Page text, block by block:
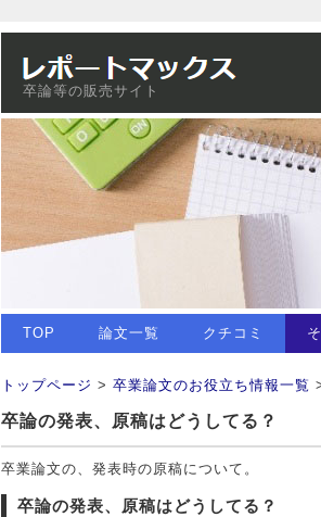
卒論等の販売サイト
TOP 論文一覧 クチコミ
トップページ > 卒業論文のお役立ち情報一覧
卒論の発表、原稿はどうしてる？
卒業論文の、発表時の原稿について。
卒論の発表、原稿はどうしてる？